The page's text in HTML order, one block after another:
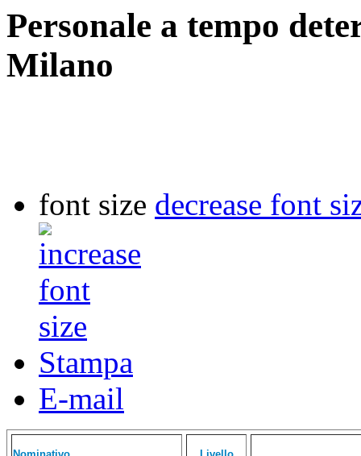
Personale a tempo
Milano
font size decrease font
Stampa
E-mail